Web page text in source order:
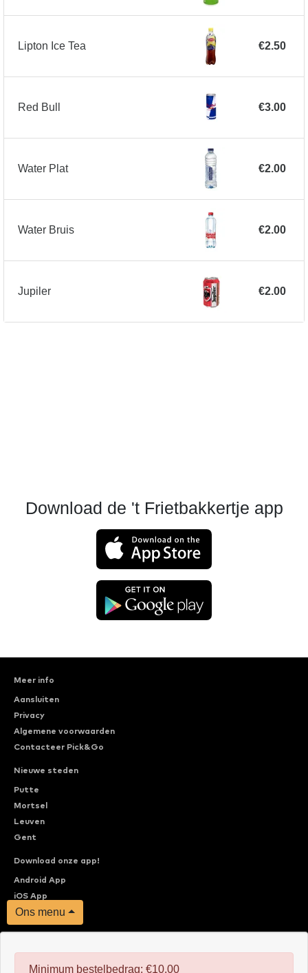
Lipton Ice Tea €2.50
Red Bull €3.00
Water Plat €2.00
Water Bruis €2.00
Jupiler €2.00
Ons menu
Minimum bestelbedrag: €10.00
Download de 't Frietbakkertje app
Meer info
Aansluiten
Privacy
Algemene voorwaarden
Contacteer Pick&Go
Nieuwe steden
Putte
Mortsel
Leuven
Gent
Download onze app!
Android App
iOS App